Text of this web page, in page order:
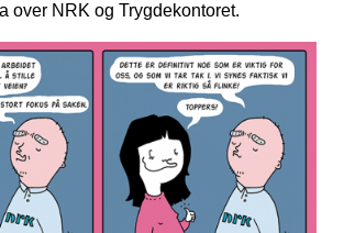
over NRK og Trygdekontoret.